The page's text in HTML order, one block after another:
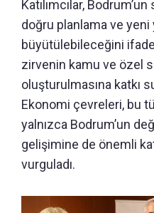
Katılımcılar,
doğru planlama ve yeni
büyütülebileceğini
zirvenin kamu ve özel
oluşturulmasına katkı
Ekonomi çevreleri, bu
yalnızca Bodrum’un
gelişimine de önemli
vurguladı.